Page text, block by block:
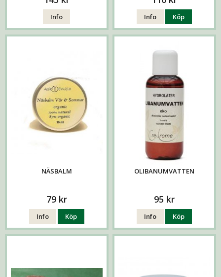
Info Info Köp
NÄSBALM
79 kr
Info Köp
OLIBANUMVATTEN
95 kr
Info Köp